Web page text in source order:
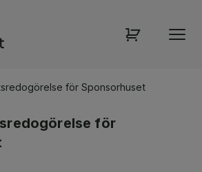
för Sponsorhuset
för